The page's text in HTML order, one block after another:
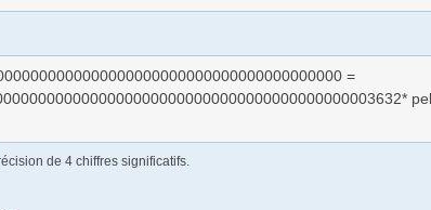
=
de 4 chiffres significatifs.